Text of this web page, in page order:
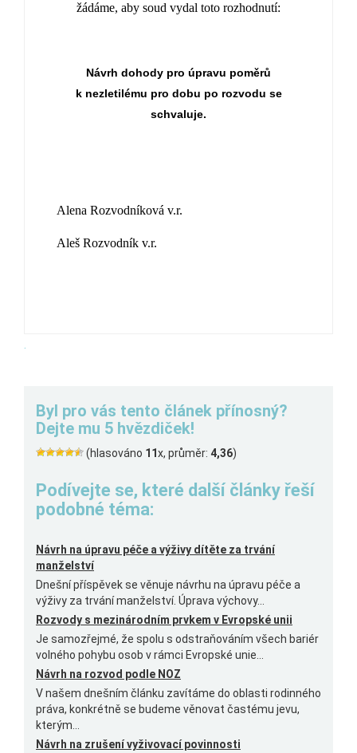
žádáme, aby soud vydal toto rozhodnutí:
Návrh dohody pro úpravu poměrů
k nezletilému pro dobu po rozvodu se
schvaluje.
Alena Rozvodníková v.r.
Aleš Rozvodník v.r.
.
Byl pro vás tento článek přínosný?
Dejte mu 5 hvězdiček!
(hlasováno 11x, průměr: 4,36)
Podívejte se, které další články řeší
podobné téma:
Návrh na úpravu péče a výživy dítěte za trvání
manželství
Dnešní příspěvek se věnuje návrhu na úpravu péče a
výživy za trvání manželství. Úprava výchovy...
Rozvody s mezinárodním prvkem v Evropské unii
Je samozřejmé, že spolu s odstraňováním všech bariér
volného pohybu osob v rámci Evropské unie...
Návrh na rozvod podle NOZ
V našem dnešním článku zavítáme do oblasti rodinného
práva, konkrétně se budeme věnovat častému jevu,
kterým...
Návrh na zrušení vyživovací povinnosti